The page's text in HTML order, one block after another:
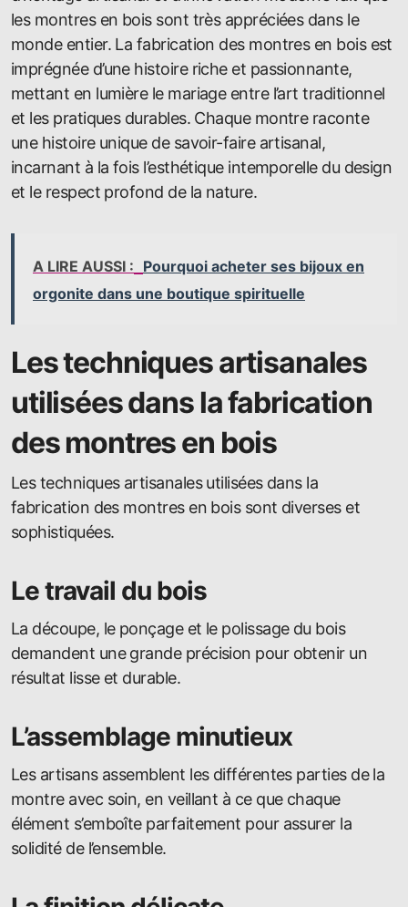
les montres en bois sont très appréciées dans le
monde entier. La fabrication des montres en bois est
imprégnée d’une histoire riche et passionnante,
mettant en lumière le mariage entre l’art traditionnel
et les pratiques durables. Chaque montre raconte
une histoire unique de savoir-faire artisanal,
incarnant à la fois l’esthétique intemporelle du design
et le respect profond de la nature.
A LIRE AUSSI : Pourquoi acheter ses bijoux en
orgonite dans une boutique spirituelle
Les techniques artisanales
utilisées dans la fabrication
des montres en bois
Les techniques artisanales utilisées dans la
fabrication des montres en bois sont diverses et
sophistiquées.
Le travail du bois
La découpe, le ponçage et le polissage du bois
demandent une grande précision pour obtenir un
résultat lisse et durable.
L’assemblage minutieux
Les artisans assemblent les différentes parties de la
montre avec soin, en veillant à ce que chaque
élément s’emboîte parfaitement pour assurer la
solidité de l’ensemble.